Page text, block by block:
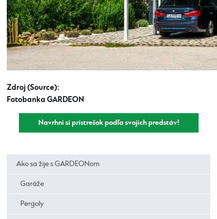
Zdroj (Source):
Fotobanka GARDEON
Navrhni si prístrešok podľa svojich predstáv!
Ako sa žije s GARDEONom
Garáže
Pergoly